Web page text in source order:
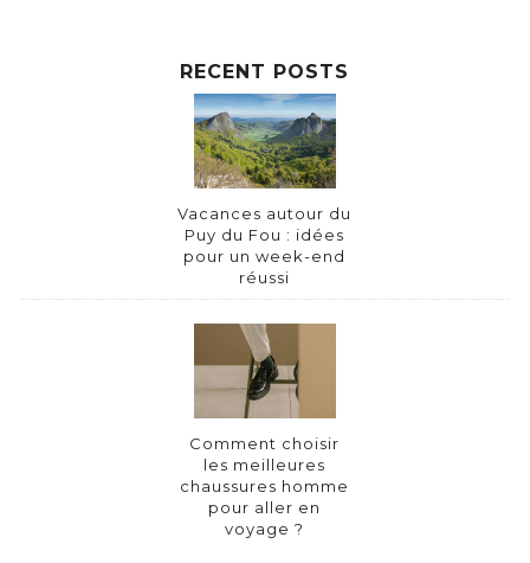
RECENT POSTS
Vacances autour du
Puy du Fou : idées
pour un week-end
réussi
Comment choisir
les meilleures
chaussures homme
pour aller en
voyage ?